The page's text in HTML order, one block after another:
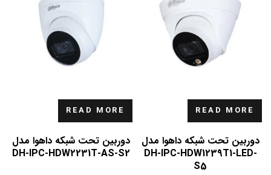
READ MORE
دوربین تحت شبکه داهوا مدل
DH-IPC-HDW1239T1-LED-
S5
READ MORE
دوربین تحت شبکه داهوا مدل
DH-IPC-HDW2231T-AS-S2